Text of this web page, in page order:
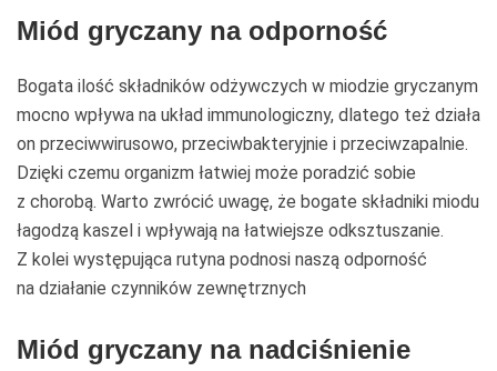
Miód gryczany na odporność
Bogata ilość składników odżywczych w miodzie gryczanym
mocno wpływa na układ immunologiczny, dlatego też działa
on przeciwwirusowo, przeciwbakteryjnie i przeciwzapalnie.
Dzięki czemu organizm łatwiej może poradzić sobie
z chorobą. Warto zwrócić uwagę, że bogate składniki miodu
łagodzą kaszel i wpływają na łatwiejsze odksztuszanie.
Z kolei występująca rutyna podnosi naszą odporność
na działanie czynników zewnętrznych
Miód gryczany na nadciśnienie